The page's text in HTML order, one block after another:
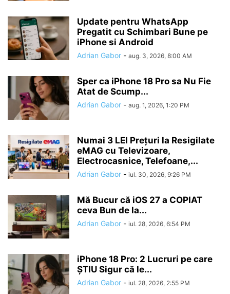
Update pentru WhatsApp
Pregatit cu Schimbari Bune pe
iPhone si Android
Adrian Gabor - aug. 3, 2026, 8:00 AM
Sper ca iPhone 18 Pro sa Nu Fie
Atat de Scump...
Adrian Gabor - aug. 1, 2026, 1:20 PM
Numai 3 LEI Prețuri la Resigilate
eMAG cu Televizoare,
Electrocasnice, Telefoane,...
Adrian Gabor - iul. 30, 2026, 9:26 PM
Mă Bucur că iOS 27 a COPIAT
ceva Bun de la...
Adrian Gabor - iul. 28, 2026, 6:54 PM
iPhone 18 Pro: 2 Lucruri pe care
ȘTIU Sigur că le...
Adrian Gabor - iul. 28, 2026, 2:55 PM